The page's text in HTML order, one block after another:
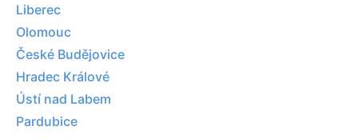
Liberec
Olomouc
České Budějovice
Hradec Králové
Ústí nad Labem
Pardubice